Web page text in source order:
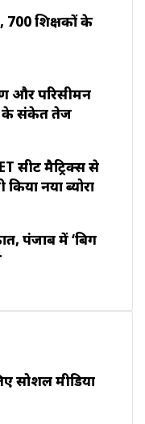
700 शिक्षकों के
और परिसीमन
के संकेत तेज
सीट मैट्रिक्स से
नया ब्योरा
पंजाब में ‘बिग
सोशल मीडिया